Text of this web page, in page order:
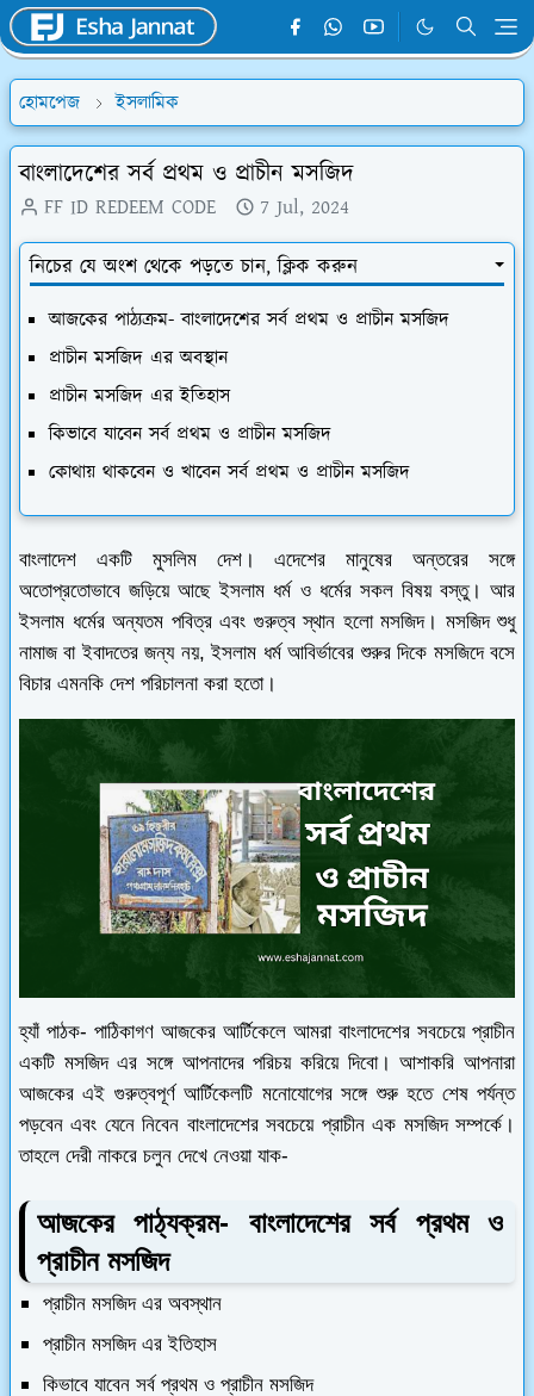
হোমপেজ ইসলামিক
বাংলাদেশের সর্ব প্রথম ও প্রাচীন মসজিদ
FF ID REDEEM CODE 7 Jul, 2024
নিচের যে অংশ থেকে পড়তে চান, ক্লিক করুন
আজকের পাঠ্যক্রম- বাংলাদেশের সর্ব প্রথম ও প্রাচীন মসজিদ
প্রাচীন মসজিদ এর অবস্থান
প্রাচীন মসজিদ এর ইতিহাস
কিভাবে যাবেন সর্ব প্রথম ও প্রাচীন মসজিদ
কোথায় থাকবেন ও খাবেন সর্ব প্রথম ও প্রাচীন মসজিদ
বাংলাদেশ একটি মুসলিম দেশ। এদেশের মানুষের অন্তরের সঙ্গে
অতোপ্রতোভাবে জড়িয়ে আছে ইসলাম ধর্ম ও ধর্মের সকল বিষয় বস্তু। আর
ইসলাম ধর্মের অন্যতম পবিত্র এবং গুরুত্ব স্থান হলো মসজিদ। মসজিদ শুধু
নামাজ বা ইবাদতের জন্য নয়, ইসলাম ধর্ম আবির্ভাবের শুরুর দিকে মসজিদে বসে
বিচার এমনকি দেশ পরিচালনা করা হতো।
হ্যাঁ পাঠক- পাঠিকাগণ আজকের আর্টিকেলে আমরা বাংলাদেশের সবচেয়ে প্রাচীন
একটি মসজিদ এর সঙ্গে আপনাদের পরিচয় করিয়ে দিবো। আশাকরি আপনারা
আজকের এই গুরুত্বপূর্ণ আর্টিকেলটি মনোযোগের সঙ্গে শুরু হতে শেষ পর্যন্ত
পড়বেন এবং যেনে নিবেন বাংলাদেশের সবচেয়ে প্রাচীন এক মসজিদ সম্পর্কে।
তাহলে দেরী নাকরে চলুন দেখে নেওয়া যাক-
আজকের পাঠ্যক্রম- বাংলাদেশের সর্ব প্রথম ও
প্রাচীন মসজিদ
প্রাচীন মসজিদ এর অবস্থান
প্রাচীন মসজিদ এর ইতিহাস
কিভাবে যাবেন সর্ব প্রথম ও প্রাচীন মসজিদ